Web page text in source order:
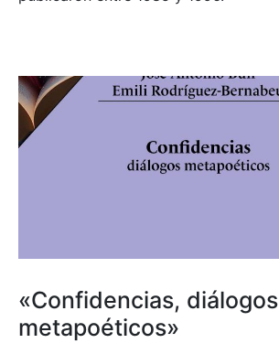
«Confidencias, diálogos
metapoéticos»